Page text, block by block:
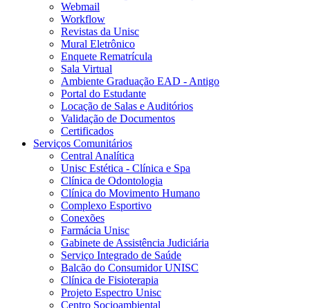
Webmail
Workflow
Revistas da Unisc
Mural Eletrônico
Enquete Rematrícula
Sala Virtual
Ambiente Graduação EAD - Antigo
Portal do Estudante
Locação de Salas e Auditórios
Validação de Documentos
Certificados
Serviços Comunitários
Central Analítica
Unisc Estética - Clínica e Spa
Clínica de Odontologia
Clínica do Movimento Humano
Complexo Esportivo
Conexões
Farmácia Unisc
Gabinete de Assistência Judiciária
Serviço Integrado de Saúde
Balcão do Consumidor UNISC
Clínica de Fisioterapia
Projeto Espectro Unisc
Centro Socioambiental